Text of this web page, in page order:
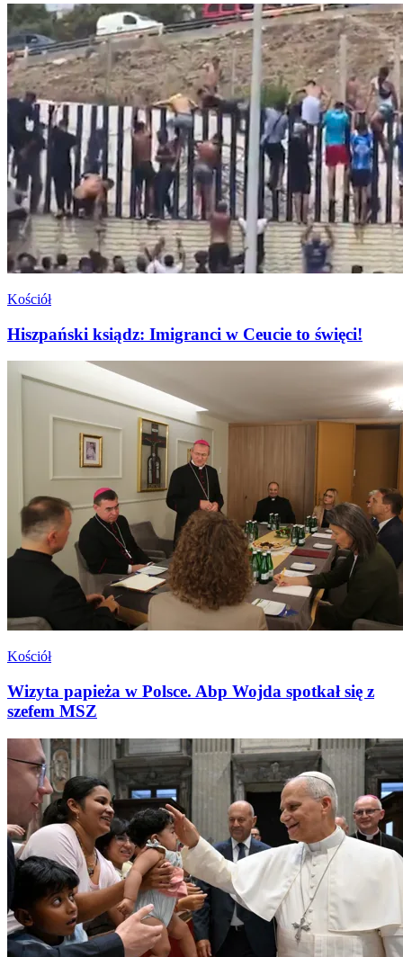
Kościół
Hiszpański ksiądz: Imigranci w Ceucie to święci!
Kościół
Wizyta papieża w Polsce. Abp Wojda spotkał się z
szefem MSZ